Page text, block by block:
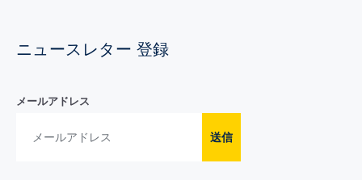
ニュースレター 登録
メールアドレス
送信